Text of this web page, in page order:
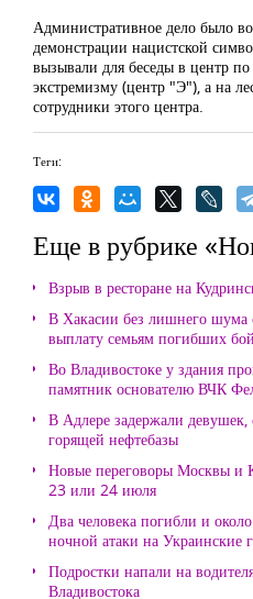
Административное дело было
демонстрации нацистской
вызывали для беседы в центр
экстремизму (центр "Э"), а на
сотрудники этого центра.
Теги:
Еще в рубрике
Взрыв в ресторане на
В Хакасии без лишнего
выплату семьям погибших
Во Владивостоке у здания
памятник основателю ВЧК
В Адлере задержали
горящей нефтебазы
Новые переговоры Москвы и
23 или 24 июля
Два человека погибли и
ночной атаки на Украинские
Подростки напали на
Владивостока